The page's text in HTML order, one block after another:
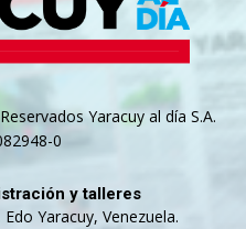
Yaracuy al día S.A.
0
y talleres
Yaracuy, Venezuela.